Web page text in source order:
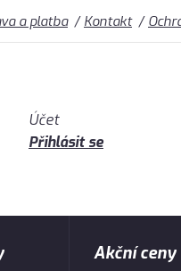
a platba Kontakt
Účet
Přihlásit se
Akční ceny